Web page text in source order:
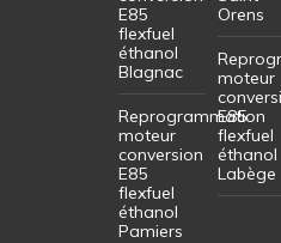
E85
flexfuel
éthanol
Blagnac
Reprogrammation
moteur
conversion
E85
flexfuel
éthanol
Pamiers
Orens
moteur
E85
flexfuel
éthanol
Labège